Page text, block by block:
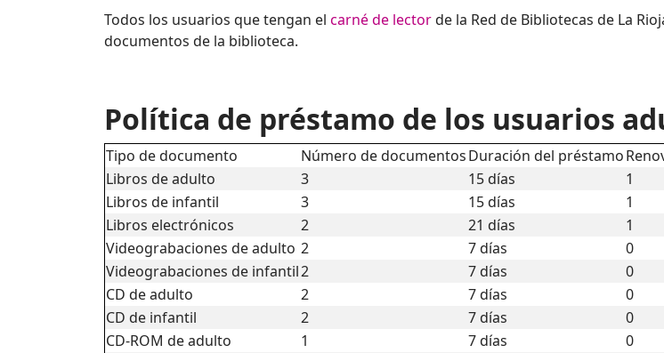
Todos los usuarios que tengan el carné de lectorde la Red de Bibliotecas de La
documentos de la biblioteca.
Política de préstamo de los usuarios
Tipo de documento Número de documentosDuración del préstamo
Libros de adulto
3 15 días 1
Libros de infantil
3 15 días 1
Libros electrónicos
2 21 días 1
Videograbaciones de adulto 2 7 días 0
Videograbaciones de infantil2 7 días 0
CD de adulto
2 7 días 0
CD de infantil
2 7 días 0
CD-ROM de adulto
1 7 días 0